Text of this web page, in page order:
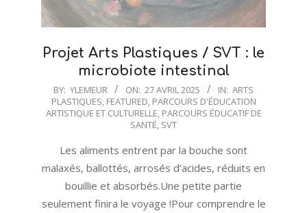
Projet Arts Plastiques / SVT : le
microbiote intestinal
2025-
04-
BY: YLEMEUR ON: 27 AVRIL 2025 IN: ARTS
PLASTIQUES, FEATURED, PARCOURS D'ÉDUCATION
ARTISTIQUE ET CULTURELLE, PARCOURS ÉDUCATIF DE
SANTÉ, SVT
Les aliments entrent par la bouche sont
malaxés, ballottés, arrosés d’acides, réduits en
bouillie et absorbés.Une petite partie
seulement finira le voyage !Pour comprendre le